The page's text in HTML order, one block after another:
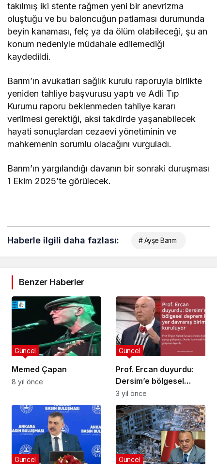
takılmış iki stente rağmen yeni bir anevrizma
oluştuğu ve bu baloncuğun patlaması durumunda
beyin kanaması, felç ya da ölüm olabileceği, şu an
konum nedeniyle müdahale edilemediği
kaydedildi.
Barım’ın avukatları sağlık kurulu raporuyla birlikte
yeniden tahliye başvurusu yaptı ve Adli Tıp
Kurumu raporu beklenmeden tahliye kararı
verilmesi gerektiği, aksi takdirde yaşanabilecek
hayati sonuçlardan cezaevi yönetiminin ve
mahkemenin sorumlu olacağını vurguladı.
Barım’ın yargılandığı davanın bir sonraki duruşması
1 Ekim 2025’te görülecek.
Haberle ilgili daha fazlası: # Ayşe Barım
Benzer Haberler
Memed Çapan
Güncel
8 yıl önce
Prof. Ercan duyurdu:
Dersim’e bölgesel
deprem ile yer
davranış birimi
kuruluyor
Güncel
3 yıl önce
Güncel Güncel